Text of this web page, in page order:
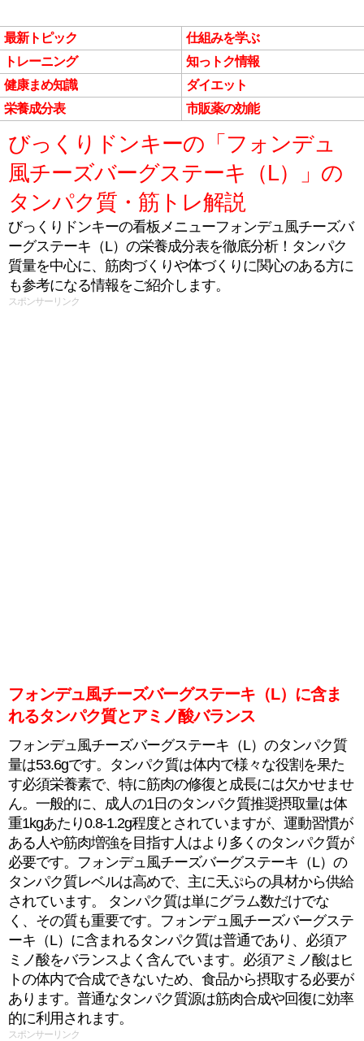
最新トピック
仕組みを学ぶ
トレーニング
知っトク情報
健康まめ知識
ダイエット
栄養成分表
市販薬の効能
びっくりドンキーの「フォンデュ
風チーズバーグステーキ（L）」の
タンパク質・筋トレ解説
びっくりドンキーの看板メニューフォンデュ風チーズバ
ーグステーキ（L）の栄養成分表を徹底分析！タンパク
質量を中心に、筋肉づくりや体づくりに関心のある方に
も参考になる情報をご紹介します。
スポンサーリンク
フォンデュ風チーズバーグステーキ（L）に含ま
れるタンパク質とアミノ酸バランス
フォンデュ風チーズバーグステーキ（L）のタンパク質
量は53.6gです。タンパク質は体内で様々な役割を果た
す必須栄養素で、特に筋肉の修復と成長には欠かせませ
ん。一般的に、成人の1日のタンパク質推奨摂取量は体
重1kgあたり0.8-1.2g程度とされていますが、運動習慣が
ある人や筋肉増強を目指す人はより多くのタンパク質が
必要です。フォンデュ風チーズバーグステーキ（L）の
タンパク質レベルは高めで、主に天ぷらの具材から供給
されています。 タンパク質は単にグラム数だけでな
く、その質も重要です。フォンデュ風チーズバーグステ
ーキ（L）に含まれるタンパク質は普通であり、必須ア
ミノ酸をバランスよく含んでいます。必須アミノ酸はヒ
トの体内で合成できないため、食品から摂取する必要が
あります。普通なタンパク質源は筋肉合成や回復に効率
的に利用されます。
スポンサーリンク